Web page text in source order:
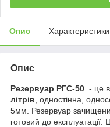
Опис Характеристики
Опис
Резервуар РГС-50 - це
літрів , одностінна,
5мм. Резервуар
готовий до